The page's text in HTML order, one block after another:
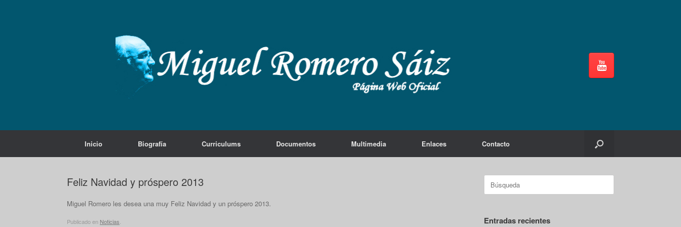
Inicio Biografía Curriculums Documentos Multimedia Enlaces Contacto
Feliz Navidad y próspero 2013
Miguel Romero les desea una muy Feliz Navidad y un próspero 2013.
Publicado en Noticias
Buscar:
Entradas recientes